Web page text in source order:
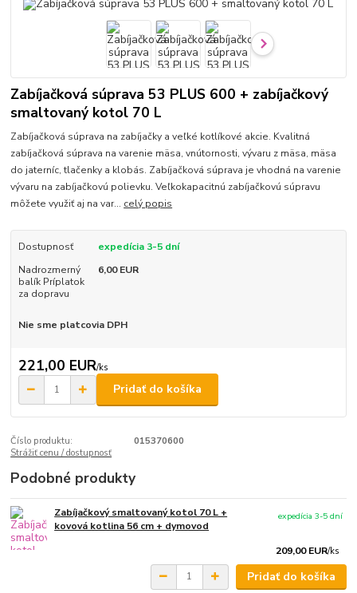
Zabíjačková súprava 53 PLUS 600 + zabíjačkový
smaltovaný kotol 70 L
Zabíjačková súprava na zabíjačky a veľké kotlíkové akcie. Kvalitná
zabíjačková súprava na varenie mäsa, vnútornosti, vývaru z mäsa, mäsa
do jaterníc, tlačenky a klobás. Zabíjačková súprava je vhodná na varenie
vývaru na zabíjačkovú polievku. Veľkokapacitnú zabíjačkovú súpravu
môžete využiť aj na var... celý popis
Dostupnosť
expedícia 3-5 dní
Nadrozmerný
balík Príplatok
za dopravu
6,00 EUR
Nie sme platcovia DPH
221,00 EUR/ks
Pridať do košíka
Číslo produktu:
015370600
Strážiť cenu / dostupnosť
Podobné produkty
Zabíjačkový smaltovaný kotol 70 L +
kovová kotlina 56 cm + dymovod
209,00 EUR/ks
expedícia 3-5 dní
Pridať do košíka